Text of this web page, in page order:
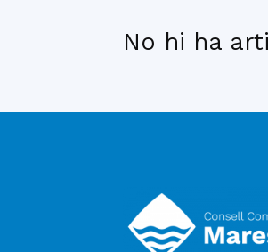
No hi ha